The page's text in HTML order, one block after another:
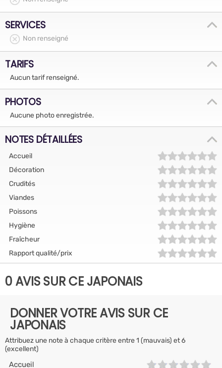
SERVICES
Non renseigné
TARIFS
Aucun tarif renseigné.
PHOTOS
Aucune photo enregistrée.
NOTES DÉTAILLÉES
Accueil
Décoration
Crudités
Viandes
Poissons
Hygiène
Fraîcheur
Rapport qualité/prix
0 AVIS SUR CE JAPONAIS
DONNER VOTRE AVIS SUR CE
JAPONAIS
Attribuez une note à chaque critère entre 1 (mauvais) et 6
(excellent)
Accueil